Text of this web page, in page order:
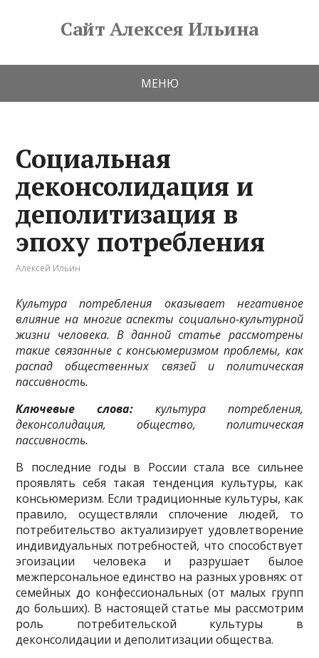
Сайт Алексея Ильина
МЕНЮ
Социальная
деконсолидация и
деполитизация в
эпоху потребления
Алексей Ильин
Культура потребления оказывает негативное
влияние на многие аспекты социально­-культурной
жизни человека. В данной статье рассмотрены
такие связанные с консьюмеризмом про­блемы, как
распад общественных связей и политическая
пассивность.
Ключевые слова: культура потребления,
деконсолидация, общество, политическая
пассивность.
В последние годы в России стала все сильнее
проявлять себя такая тенденция культу­ры, как
консьюмеризм. Если традиционные культуры, как
правило, осуществляли сплочение людей, то
потребительство актуализирует удовлетворение
индивидуальных потребностей, что способствует
эгоизации человека и разрушает былое
межперсональное единство на раз­ных уровнях: от
семейных до конфессиональных (от малых групп
до больших). В настоящей статье мы рассмотрим
роль потребительской культуры в
деконсолидации и деполитизации общества.